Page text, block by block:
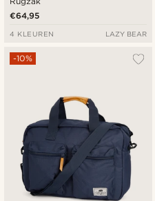
€64,95
4 KLEUREN LAZY BEAR
-10%